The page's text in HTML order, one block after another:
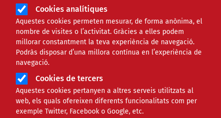
Cookies analítiques
Aquestes cookies permeten mesurar, de forma anònima, el
nombre de visites o l’activitat. Gràcies a elles podem
millorar constantment la teva experiència de navegació.
Podràs disposar d’una millora contínua en l’experiència de
navegació.
Cookies de tercers
Aquestes cookies pertanyen a altres serveis utilitzats al
web, els quals ofereixen diferents funcionalitats com per
exemple Twitter, Facebook o Google, etc.
Finançament